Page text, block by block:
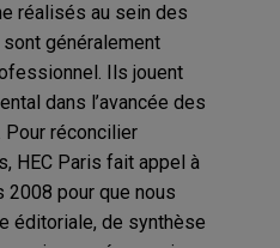
réalisés au sein des
généralement
Ils jouent
dans l’avancée des
réconcilier
HEC Paris fait appel à
pour que nous
éditoriale, de synthèse